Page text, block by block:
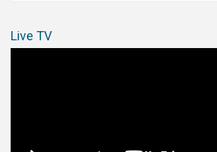
Live TV